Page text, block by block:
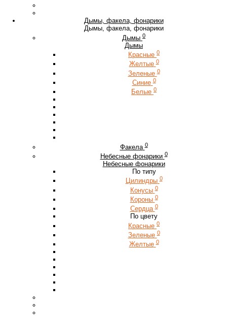
Дымы, факела, фонарики
Дымы, факела, фонарики
Дымы 0
Дымы
Красные 0
Желтые 0
Зеленые 0
Синие 0
Белые 0
Факела 0
Небесные фонарики 0
Небесные фонарики
По типу
Цилиндры 0
Конусы 0
Короны 0
Сердца 0
По цвету
Красные 0
Зеленые 0
Желтые 0